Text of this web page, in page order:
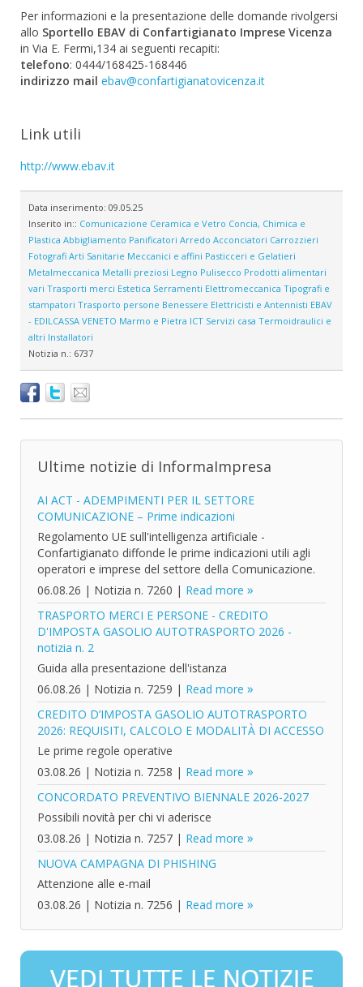
Per informazioni e la presentazione delle domande rivolgersi
allo Sportello EBAV di Confartigianato Imprese Vicenza
in Via E. Fermi,134 ai seguenti recapiti:
telefono: 0444/168425-168446
indirizzo mail ebav@confartigianatovicenza.it
Link utili
http://www.ebav.it
Data inserimento: 09.05.25
Inserito in:: Comunicazione Ceramica e Vetro Concia, Chimica e
Plastica Abbigliamento Panificatori Arredo Acconciatori Carrozzieri
Fotografi Arti Sanitarie Meccanici e affini Pasticceri e Gelatieri
Metalmeccanica Metalli preziosi Legno Pulisecco Prodotti alimentari
vari Trasporti merci Estetica Serramenti Elettromeccanica Tipografi e
stampatori Trasporto persone Benessere Elettricisti e Antennisti EBAV
- EDILCASSA VENETO Marmo e Pietra ICT Servizi casa Termoidraulici e
altri Installatori
Notizia n.: 6737
Ultime notizie di InformaImpresa
AI ACT - ADEMPIMENTI PER IL SETTORE
COMUNICAZIONE – Prime indicazioni
Regolamento UE sull'intelligenza artificiale -
Confartigianato diffonde le prime indicazioni utili agli
operatori e imprese del settore della Comunicazione.
06.08.26 | Notizia n. 7260 | Read more
TRASPORTO MERCI E PERSONE - CREDITO
D'IMPOSTA GASOLIO AUTOTRASPORTO 2026 -
notizia n. 2
Guida alla presentazione dell'istanza
06.08.26 | Notizia n. 7259 | Read more
CREDITO D’IMPOSTA GASOLIO AUTOTRASPORTO
2026: REQUISITI, CALCOLO E MODALITÀ DI ACCESSO
Le prime regole operative
03.08.26 | Notizia n. 7258 | Read more
CONCORDATO PREVENTIVO BIENNALE 2026-2027
Possibili novità per chi vi aderisce
03.08.26 | Notizia n. 7257 | Read more
NUOVA CAMPAGNA DI PHISHING
Attenzione alle e-mail
03.08.26 | Notizia n. 7256 | Read more